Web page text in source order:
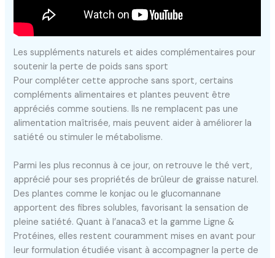
Les suppléments naturels et aides complémentaires pour
soutenir la perte de poids sans sport
Pour compléter cette approche sans sport, certains
compléments alimentaires et plantes peuvent être
appréciés comme soutiens. Ils ne remplacent pas une
alimentation maîtrisée, mais peuvent aider à améliorer la
satiété ou stimuler le métabolisme.
Parmi les plus reconnus à ce jour, on retrouve le thé vert,
apprécié pour ses propriétés de brûleur de graisse naturel.
Des plantes comme le konjac ou le glucomannane
apportent des fibres solubles, favorisant la sensation de
pleine satiété. Quant à l’anaca3 et la gamme Ligne &
Protéines, elles restent couramment mises en avant pour
leur formulation étudiée visant à accompagner la perte de